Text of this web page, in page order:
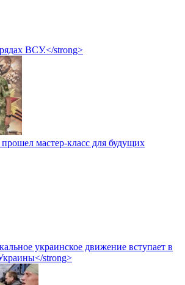
ВСУ.</strong>
мастер-класс для будущих
украинское движение вступает в
strong>